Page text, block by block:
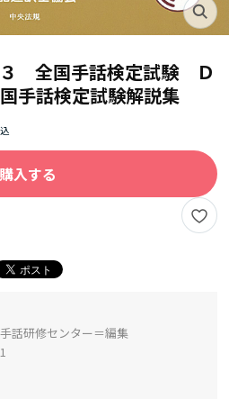
３ 全国手話検定試験 Ｄ
手話検定試験解説集
購入する
話研修センター＝編集